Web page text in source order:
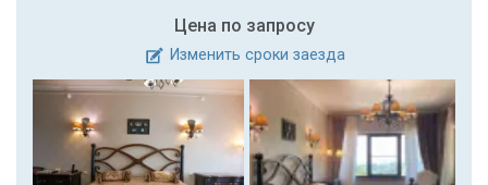
Цена по запросу
Изменить сроки заезда